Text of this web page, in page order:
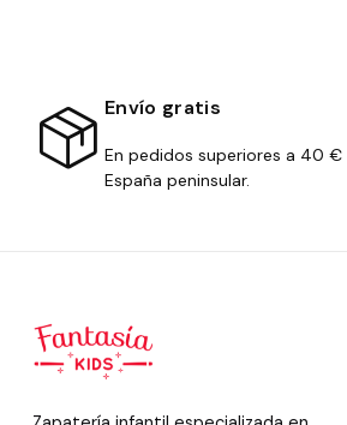
Envío gratis
En pedidos superiores a 40 €
España peninsular.